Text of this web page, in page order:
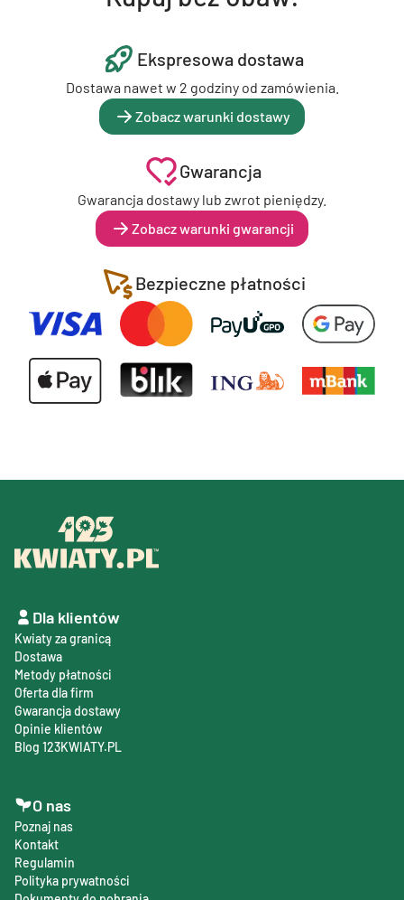
Ekspresowa dostawa
Dostawa nawet w 2 godziny od zamówienia.
Zobacz warunki dostawy
Gwarancja
Gwarancja dostawy lub zwrot pieniędzy.
Zobacz warunki gwarancji
Bezpieczne płatności
Dla klientów
Kwiaty za granicą
Dostawa
Metody płatności
Oferta dla firm
Gwarancja dostawy
Opinie klientów
Blog 123KWIATY.PL
O nas
Poznaj nas
Kontakt
Regulamin
Polityka prywatności